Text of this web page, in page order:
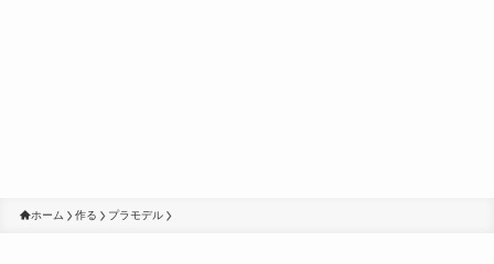
ホーム 作る プラモデル